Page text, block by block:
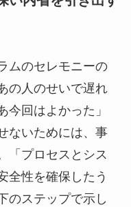
ムのセレモニーの
の人のせいで遅れ
今回はよかった」
ないためには、事
「プロセスとシス
全性を確保したう
のステップで示し